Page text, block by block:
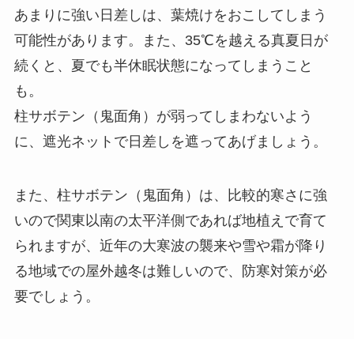
あまりに強い日差しは、葉焼けをおこしてしまう
可能性があります。また、35℃を越える真夏日が
続くと、夏でも半休眠状態になってしまうこと
も。
柱サボテン（鬼面角）が弱ってしまわないよう
に、遮光ネットで日差しを遮ってあげましょう。
また、柱サボテン（鬼面角）は、比較的寒さに強
いので関東以南の太平洋側であれば地植えで育て
られますが、近年の大寒波の襲来や雪や霜が降り
る地域での屋外越冬は難しいので、防寒対策が必
要でしょう。